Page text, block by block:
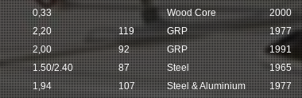
0,33 Wood Core 2000
2,20 119 GRP 1977
2,00 92 GRP 1991
1.50/2.40 87 Steel
1965
1,94 107 Steel & Aluminium 1977